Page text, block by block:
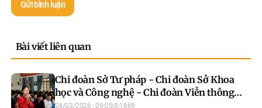
Gửi bình luận
Bài viết liên quan
Chi đoàn Sở Tư pháp - Chi đoàn Sở Khoa
học và Công nghệ - Chi đoàn Viễn thông
tỉnh Tuyên Quang phối hợp tổ chức tuyên
24/03/2026 - 09:05 1669